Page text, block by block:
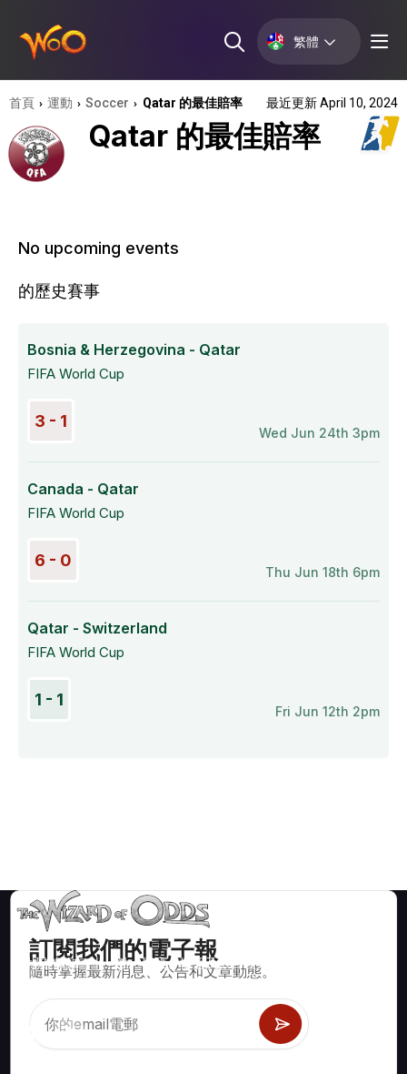
繁體
首頁 › 運動 › Soccer › Qatar 的最佳賠率 最近更新 April 10, 2024
Qatar 的最佳賠率
No upcoming events
的歷史賽事
Bosnia & Herzegovina - Qatar
FIFA World Cup
3 - 1
Wed Jun 24th 3pm
Canada - Qatar
FIFA World Cup
6 - 0
Thu Jun 18th 6pm
Qatar - Switzerland
FIFA World Cup
1 - 1
Fri Jun 12th 2pm
訂閱我們的電子報
隨時掌握最新消息、公告和文章動態。
賭場遊戲如二十一點、骰寶、輪盤及數百種其他可玩遊戲的數學
正確策略與資訊。